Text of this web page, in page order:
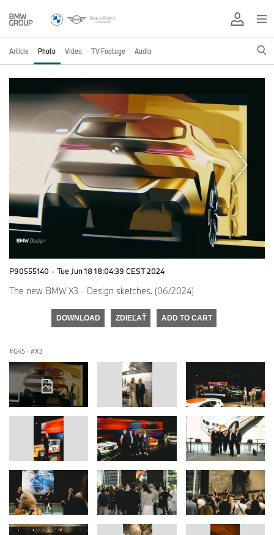
Article Photo Video TV Footage Audio
P90555140 · Tue Jun 18 18:04:39 CEST 2024
The new BMW X3 - Design sketches. (06/2024)
DOWNLOAD ZDIEĽAŤ ADD TO CART
G45 · X3